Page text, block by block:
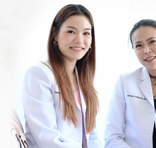
ปรึกษ
ONLINE
แอดไลน์คุ
ONLINE